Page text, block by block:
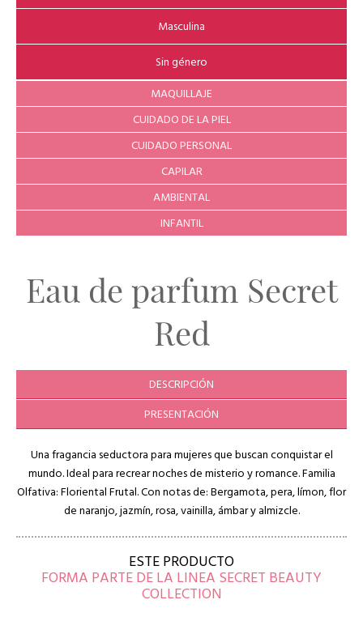
Masculina
Sin género
MAQUILLAJE
CUIDADO DE LA PIEL
CUIDADO PERSONAL
CAPILAR
AMBIENTAL
INFANTIL
Eau de parfum Secret
Red
DESCRIPCIÓN
PRESENTACIÓN
Una fragancia seductora para mujeres que buscan conquistar el
mundo. Ideal para recrear noches de misterio y romance. Familia
Olfativa: Floriental Frutal. Con notas de: Bergamota, pera, límon, flor
de naranjo, jazmín, rosa, vainilla, ámbar y almizcle.
ESTE PRODUCTO
FORMA PARTE DE LA LINEA SECRET BEAUTY
COLLECTION